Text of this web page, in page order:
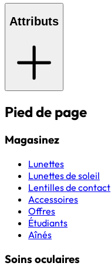
Attributs
Pied de page
Magasinez
Lunettes
Lunettes de soleil
Lentilles de contact
Accessoires
Offres
Étudiants
Aînés
Soins oculaires